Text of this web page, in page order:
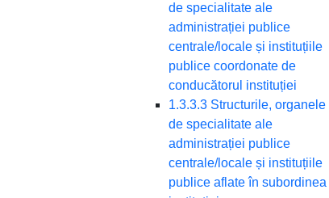
de specialitate ale
administrației publice
centrale/locale și instituțiile
publice coordonate de
conducătorul instituției
1.3.3.3 Structurile, organele
de specialitate ale
administrației publice
centrale/locale și instituțiile
publice aflate în subordinea